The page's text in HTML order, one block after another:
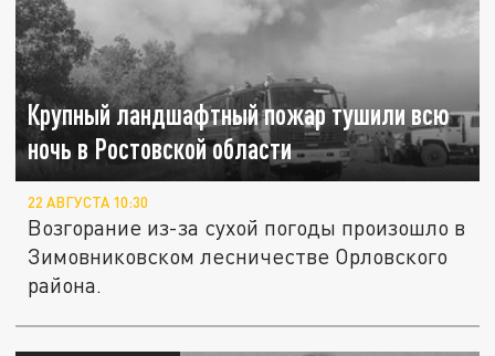
Крупный ландшафтный пожар тушили всю
ночь в Ростовской области
22 АВГУСТА 10:30
Возгорание из-за сухой погоды произошло в
Зимовниковском лесничестве Орловского
района.